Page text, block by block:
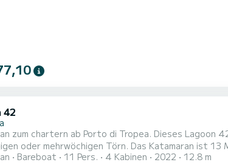
42
zum chartern ab Porto di Tropea. Dieses
oder mehrwöchigen Törn. Das Katamaran ist
11 Personen für einen Törn aufnehmen. Dieses Lagoon
Bareboat 11 Pers. 4 Kabinen 2022 12.8 m